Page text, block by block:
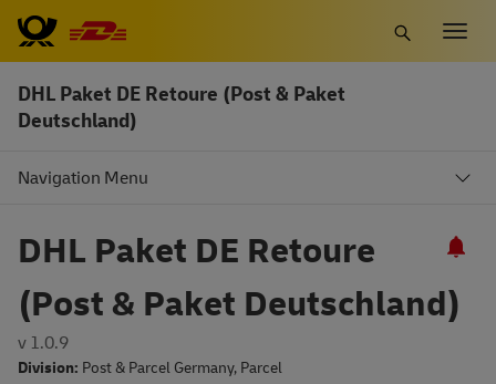
Zum
Hauptinhalt
springen
DHL Paket DE Retoure (Post & Paket
Deutschland)
Navigation Menu
DHL Paket DE Retoure
(Post & Paket Deutschland)
v 1.0.9
Division: Post & Parcel Germany, Parcel